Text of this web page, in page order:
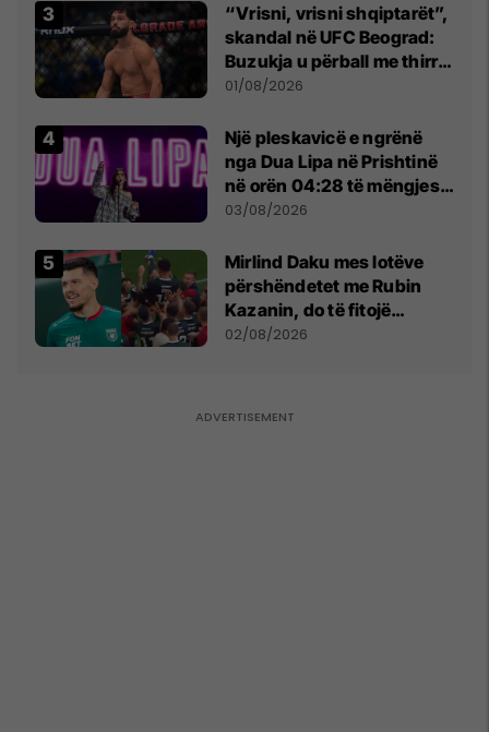
“Vrisni, vrisni shqiptarët”,
skandal në UFC Beograd:
Buzukja u përball me thirrje
anti-shqiptare nga
01/08/2026
Një pleskavicë e ngrënë
nga Dua Lipa në Prishtinë
në orën 04:28 të mëngjesit
- dhe bota digjitale serbe
03/08/2026
Mirlind Daku mes lotëve
përshëndetet me Rubin
Kazanin, do të fitojë
miliona te Spartak Moska
02/08/2026